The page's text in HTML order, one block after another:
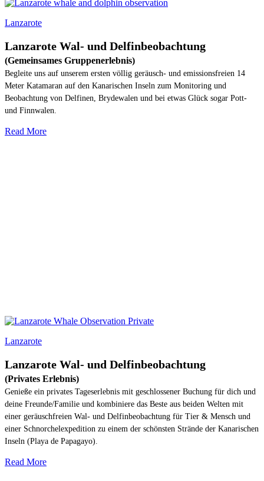
Lanzarote
Lanzarote Wal- und Delfinbeobachtung
(Gemeinsames Gruppenerlebnis)
Begleite uns auf unserem ersten völlig geräusch- und emissionsfreien 14
Meter Katamaran auf den Kanarischen Inseln zum Monitoring und
Beobachtung von Delfinen, Brydewalen und bei etwas Glück sogar Pott-
und Finnwalen.
Read More
Lanzarote
Lanzarote Wal- und Delfinbeobachtung
(Privates Erlebnis)
Genieße ein privates Tageserlebnis mit geschlossener Buchung für dich und
deine Freunde/Familie und kombiniere das Beste aus beiden Welten mit
einer geräuschfreien Wal- und Delfinbeobachtung für Tier & Mensch und
einer Schnorchelexpedition zu einem der schönsten Strände der Kanarischen
Inseln (Playa de Papagayo).
Read More